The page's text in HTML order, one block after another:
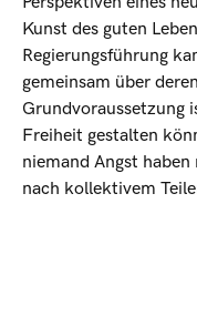
Kunst des guten
Regierungsführung
gemeinsam über
Grundvoraussetzung
Freiheit gestalten
niemand Angst
nach kollektivem